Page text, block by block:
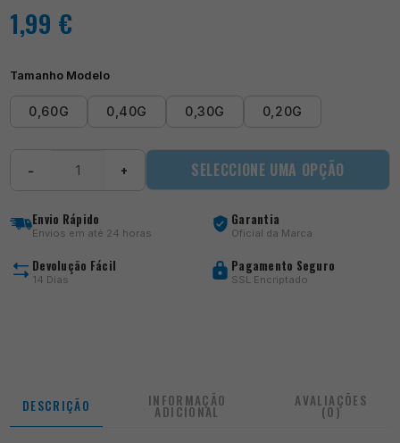
1,99 €
Tamanho Modelo
0,60G 0,40G 0,30G 0,20G
Steel
− + SELECCIONE UMA OPÇÃO
Envio Rápido
Envios em até 24 horas
Garantia
Oficial da Marca
Devolução Fácil
14 Dias
Pagamento Seguro
SSL Encriptado
DESCRIÇÃO INFORMAÇÃO
ADICIONAL
AVALIAÇÕES
(0)